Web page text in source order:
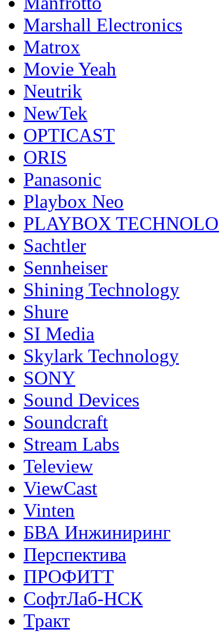
Marshall Electronics
Matrox
Movie Yeah
Neutrik
NewTek
OPTICAST
ORIS
Panasonic
Playbox Neo
PLAYBOX
Sachtler
Sennheiser
Shining Technology
Shure
SI Media
Skylark Technology
SONY
Sound Devices
Soundcraft
Stream Labs
Teleview
ViewCast
Vinten
БВА Инжиниринг
Перспектива
ПРОФИТТ
СофтЛаб-НСК
Тракт